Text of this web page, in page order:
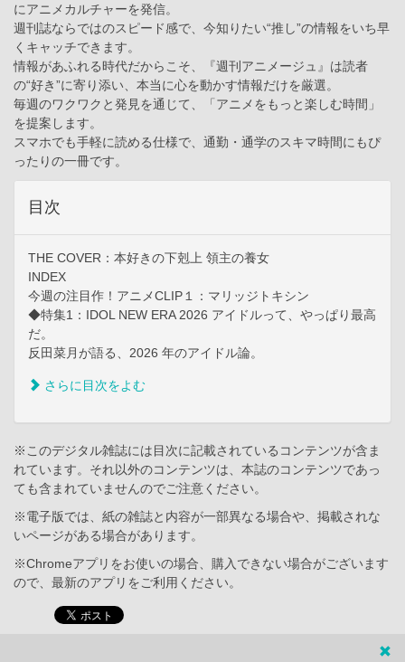
にアニメカルチャーを発信。
週刊誌ならではのスピード感で、今知りたい“推し”の情報をいち早
くキャッチできます。
情報があふれる時代だからこそ、『週刊アニメージュ』は読者
の“好き”に寄り添い、本当に心を動かす情報だけを厳選。
毎週のワクワクと発見を通じて、「アニメをもっと楽しむ時間」
を提案します。
スマホでも手軽に読める仕様で、通勤・通学のスキマ時間にもぴ
ったりの一冊です。
目次
THE COVER：本好きの下剋上 領主の養女
INDEX
今週の注目作！アニメCLIP１：マリッジトキシン
◆特集1：IDOL NEW ERA 2026 アイドルって、やっぱり最高
だ。
反田菜月が語る、2026 年のアイドル論。
さらに目次をよむ
※このデジタル雑誌には目次に記載されているコンテンツが含ま
れています。それ以外のコンテンツは、本誌のコンテンツであっ
ても含まれていませんのでご注意ください。
※電子版では、紙の雑誌と内容が一部異なる場合や、掲載されな
いページがある場合があります。
※Chromeアプリをお使いの場合、購入できない場合がございます
ので、最新のアプリをご利用ください。